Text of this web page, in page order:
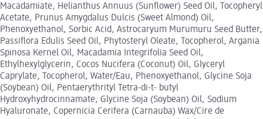
Macadamiate, Helianthus Annuus (Sunflower) Seed Oil, Tocopheryl
Acetate, Prunus Amygdalus Dulcis (Sweet Almond) Oil,
Phenoxyethanol, Sorbic Acid, Astrocaryum Murumuru Seed Butter,
Passiflora Edulis Seed Oil, Phytosteryl Oleate, Tocopherol, Argania
Spinosa Kernel Oil, Macadamia Integrifolia Seed Oil,
Ethylhexylglycerin, Cocos Nucifera (Coconut) Oil, Glyceryl
Caprylate, Tocopherol, Water/Eau, Phenoxyethanol, Glycine Soja
(Soybean) Oil, Pentaerythrityl Tetra-di-t- butyl
Hydroxyhydrocinnamate, Glycine Soja (Soybean) Oil, Sodium
Hyaluronate, Copernicia Cerifera (Carnauba) Wax/Cire de